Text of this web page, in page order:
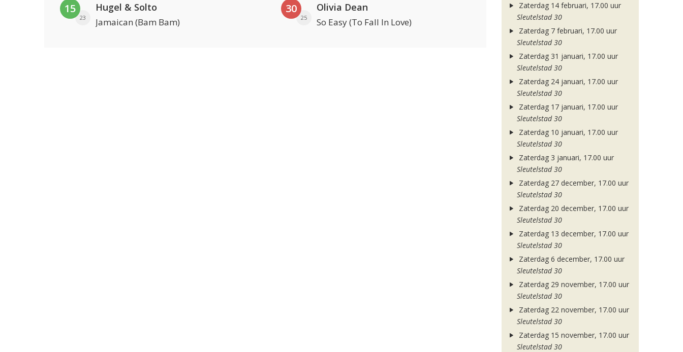
15
23
Hugel & Solto
Jamaican (Bam Bam)
30
25
Olivia Dean
So Easy (To Fall In Love)
Zaterdag 14 februari, 17.00 uur
Sleutelstad 30
Zaterdag 7 februari, 17.00 uur
Sleutelstad 30
Zaterdag 31 januari, 17.00 uur
Sleutelstad 30
Zaterdag 24 januari, 17.00 uur
Sleutelstad 30
Zaterdag 17 januari, 17.00 uur
Sleutelstad 30
Zaterdag 10 januari, 17.00 uur
Sleutelstad 30
Zaterdag 3 januari, 17.00 uur
Sleutelstad 30
Zaterdag 27 december, 17.00 uur
Sleutelstad 30
Zaterdag 20 december, 17.00 uur
Sleutelstad 30
Zaterdag 13 december, 17.00 uur
Sleutelstad 30
Zaterdag 6 december, 17.00 uur
Sleutelstad 30
Zaterdag 29 november, 17.00 uur
Sleutelstad 30
Zaterdag 22 november, 17.00 uur
Sleutelstad 30
Zaterdag 15 november, 17.00 uur
Sleutelstad 30